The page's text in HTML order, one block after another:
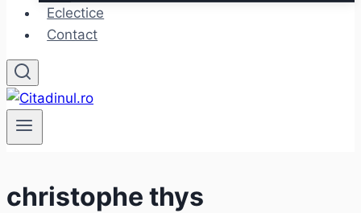
Eclectice
Contact
christophe thys